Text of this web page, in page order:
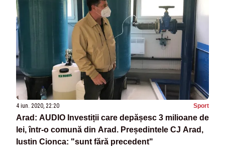
4 iun. 2020, 22:20 Sport
Arad: AUDIO Investiții care depășesc 3 milioane de
lei, într-o comună din Arad. Președintele CJ Arad,
Iustin Cionca: "sunt fără precedent"